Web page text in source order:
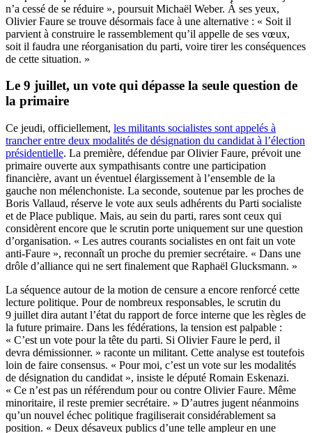
n’a cessé de se réduire », poursuit Michaël Weber. À ses yeux,
Olivier Faure se trouve désormais face à une alternative : « Soit il
parvient à construire le rassemblement qu’il appelle de ses vœux,
soit il faudra une réorganisation du parti, voire tirer les conséquences
de cette situation. »
Le 9 juillet, un vote qui dépasse la seule question de
la primaire
Ce jeudi, officiellement, les militants socialistes sont appelés à
trancher entre deux modalités de désignation du candidat à l’élection
présidentielle. La première, défendue par Olivier Faure, prévoit une
primaire ouverte aux sympathisants contre une participation
financière, avant un éventuel élargissement à l’ensemble de la
gauche non mélenchoniste. La seconde, soutenue par les proches de
Boris Vallaud, réserve le vote aux seuls adhérents du Parti socialiste
et de Place publique. Mais, au sein du parti, rares sont ceux qui
considèrent encore que le scrutin porte uniquement sur une question
d’organisation. « Les autres courants socialistes en ont fait un vote
anti-Faure », reconnaît un proche du premier secrétaire. « Dans une
drôle d’alliance qui ne sert finalement que Raphaël Glucksmann. »
La séquence autour de la motion de censure a encore renforcé cette
lecture politique. Pour de nombreux responsables, le scrutin du
9 juillet dira autant l’état du rapport de force interne que les règles de
la future primaire. Dans les fédérations, la tension est palpable :
« C’est un vote pour la tête du parti. Si Olivier Faure le perd, il
devra démissionner. » raconte un militant. Cette analyse est toutefois
loin de faire consensus. « Pour moi, c’est un vote sur les modalités
de désignation du candidat », insiste le député Romain Eskenazi.
« Ce n’est pas un référendum pour ou contre Olivier Faure. Même
minoritaire, il reste premier secrétaire. » D’autres jugent néanmoins
qu’un nouvel échec politique fragiliserait considérablement sa
position. « Deux désaveux publics d’une telle ampleur en une